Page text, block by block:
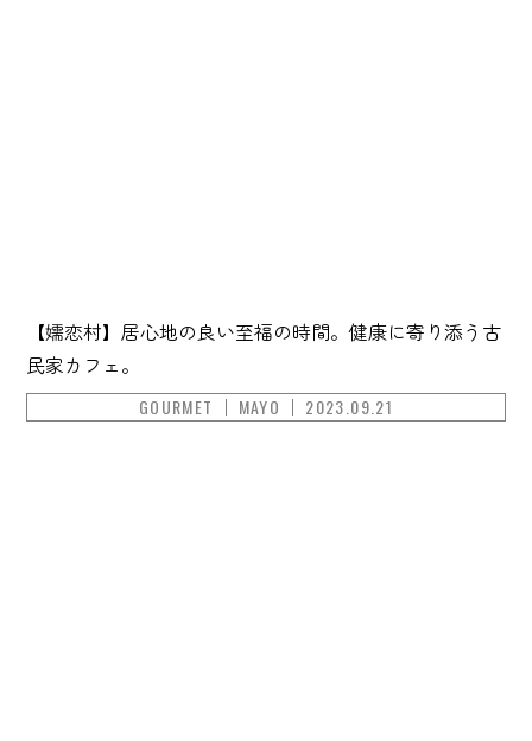
【嬬恋村】居心地の良い至福の時間。健康に寄り添う古
民家カフェ。
GOURMET MAYO 2023.09.21